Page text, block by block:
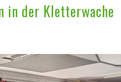
in der Kletterwache